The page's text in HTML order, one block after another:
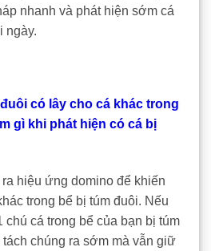
nhanh và phát hiện sớm cá
ngày.
có lây cho cá khác trong
gì khi phát hiện có cá bị
hiệu ứng domino để khiến
trong bể bị túm đuôi. Nếu
chú cá trong bể của bạn bị túm
chúng ra sớm mà vẫn giữ